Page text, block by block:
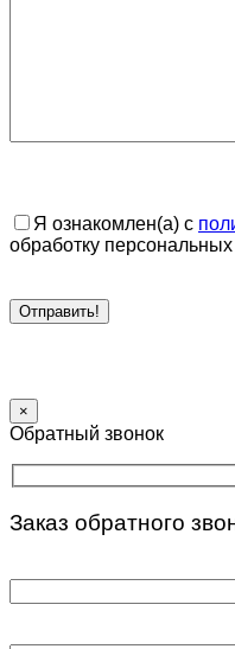
Я ознакомлен(а) с
обработку
×
Обратный звонок
Заказ обратного